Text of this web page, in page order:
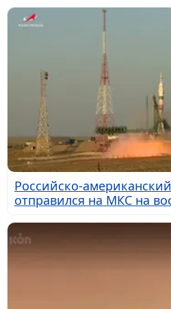
Российско-
отправился на МКС на